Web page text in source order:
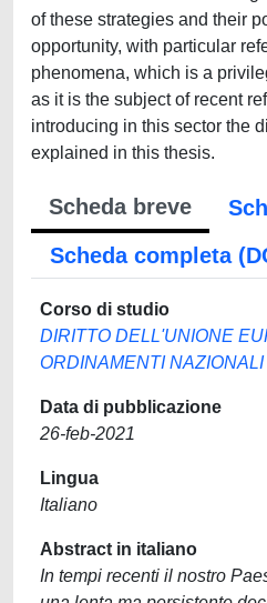
of these strategies and their
opportunity, with particular
phenomena, which is a
as it is the subject of recent
introducing in this sector the
explained in this thesis.
Scheda breve
Scheda completa
Corso di studio
DIRITTO DELL'UNIONE
ORDINAMENTI
Data di pubblicazione
26-feb-2021
Lingua
Italiano
Abstract in italiano
In tempi recenti il nostro